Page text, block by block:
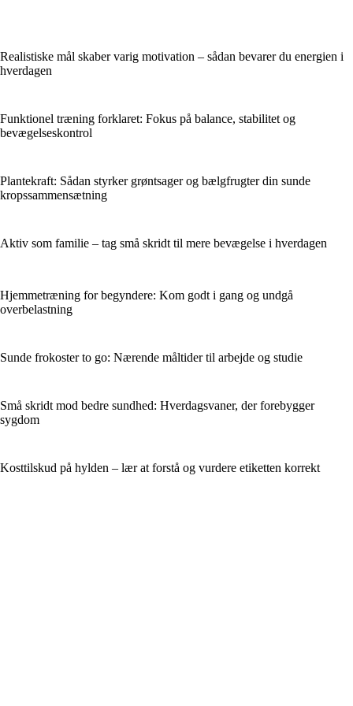
Realistiske mål skaber varig motivation – sådan bevarer du energien i
hverdagen
Funktionel træning forklaret: Fokus på balance, stabilitet og
bevægelseskontrol
Plantekraft: Sådan styrker grøntsager og bælgfrugter din sunde
kropssammensætning
Aktiv som familie – tag små skridt til mere bevægelse i hverdagen
Hjemmetræning for begyndere: Kom godt i gang og undgå
overbelastning
Sunde frokoster to go: Nærende måltider til arbejde og studie
Små skridt mod bedre sundhed: Hverdagsvaner, der forebygger
sygdom
Kosttilskud på hylden – lær at forstå og vurdere etiketten korrekt